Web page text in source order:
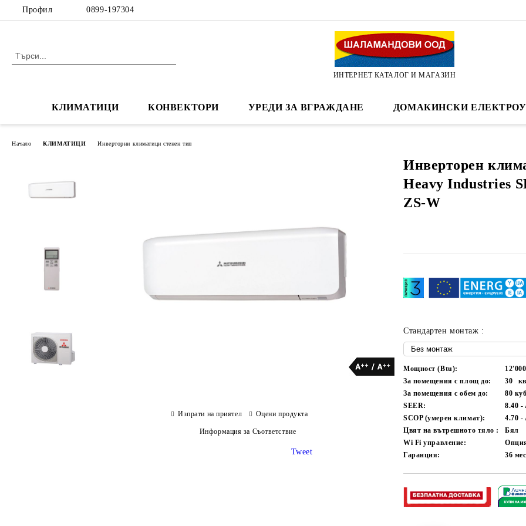
Профил 0899-197304
ИНТЕРНЕТ КАТАЛОГ И МАГАЗИН
КЛИМАТИЦИ КОНВЕКТОРИ УРЕДИ ЗА ВГРАЖДАНЕ ДОМАКИНСКИ
Начало КЛИМАТИЦИ Инверторни климатици стенен тип
Инверторен
Heavy Industries
ZS-W
Стандартен монтаж :
Мощност (Btu):
За помещения с площ до:
30
За помещения с обем до:
80
SEER:
8.40 -
SCOP (умерен климат):
4.70 -
Цвят на вътрешното тяло :
Бял
Wi Fi управление:
Гаранция:
36
Изпрати на приятел Оцени продукта
Информация за Съответствие
Tweet